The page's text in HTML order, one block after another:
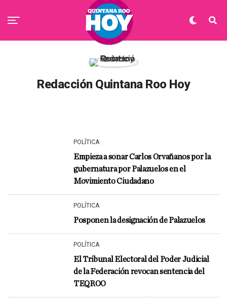
Redacción Quintana Roo Hoy
POLÍTICA
Empieza a sonar Carlos Orvañanos por la
gubernatura por Palazuelos en el
Movimiento Ciudadano
POLÍTICA
Posponen la designación de Palazuelos
POLÍTICA
El Tribunal Electoral del Poder Judicial
de la Federación revocan sentencia del
TEQROO